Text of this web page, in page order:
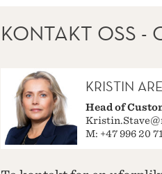
KONTAKT OSS -
KRISTIN
Head of
M: +47 996 20